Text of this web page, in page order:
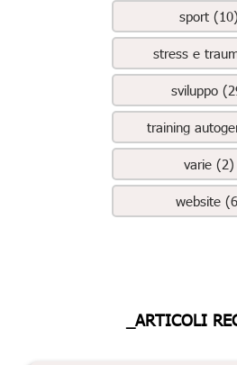
sport (10)
stress e
sviluppo
training
varie (2)
website
_ARTICOLI